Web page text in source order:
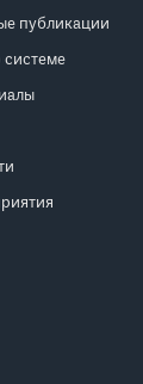
публикации
системе